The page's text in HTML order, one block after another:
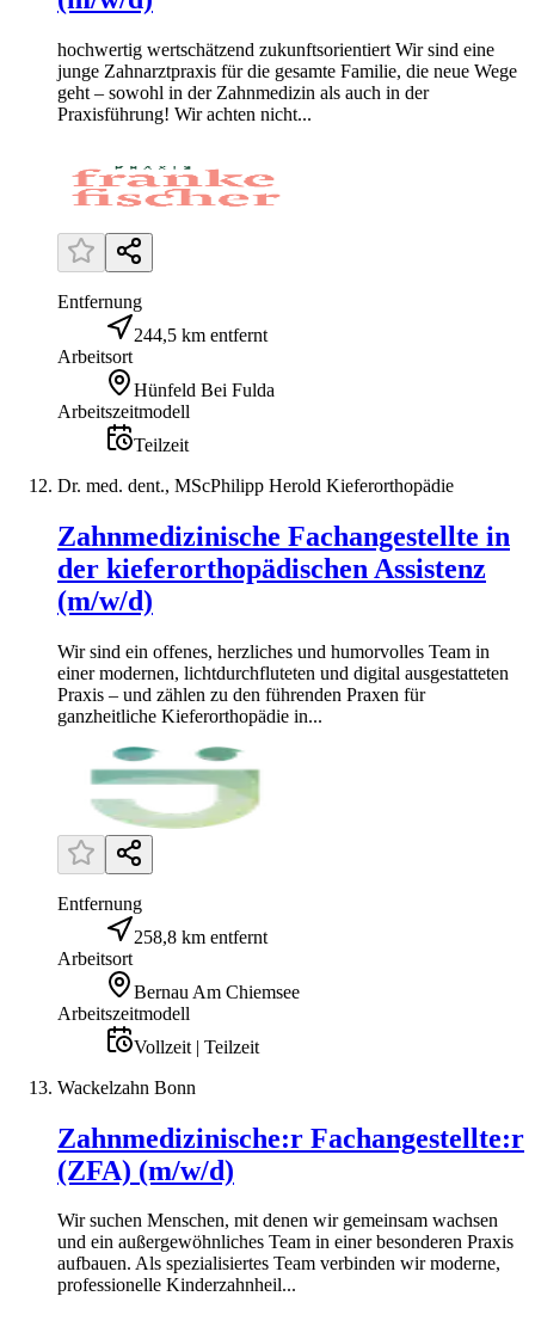
hochwertig wertschätzend zukunftsorientiert Wir sind eine
junge Zahnarztpraxis für die gesamte Familie, die neue Wege
geht – sowohl in der Zahnmedizin als auch in der
Praxisführung! Wir achten nicht...
Entfernung
244,5 km entfernt
Arbeitsort
Hünfeld Bei Fulda
Arbeitszeitmodell
Teilzeit
Dr. med. dent., MScPhilipp Herold Kieferorthopädie
Zahnmedizinische Fachangestellte in
der kieferorthopädischen Assistenz
(m/w/d)
Wir sind ein offenes, herzliches und humorvolles Team in
einer modernen, lichtdurchfluteten und digital ausgestatteten
Praxis – und zählen zu den führenden Praxen für
ganzheitliche Kieferorthopädie in...
Entfernung
258,8 km entfernt
Arbeitsort
Bernau Am Chiemsee
Arbeitszeitmodell
Vollzeit | Teilzeit
Wackelzahn Bonn
Zahnmedizinische:r Fachangestellte:r
(ZFA) (m/w/d)
Wir suchen Menschen, mit denen wir gemeinsam wachsen
und ein außergewöhnliches Team in einer besonderen Praxis
aufbauen. Als spezialisiertes Team verbinden wir moderne,
professionelle Kinderzahnheil...